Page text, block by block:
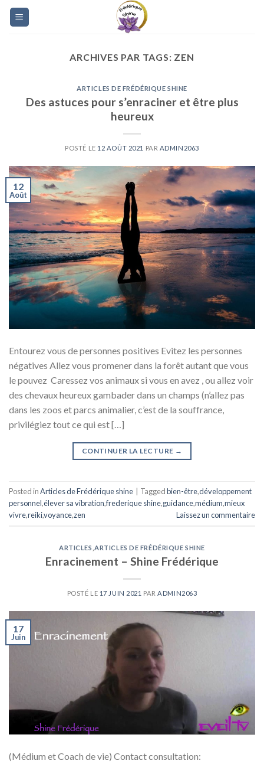
Skip
ARCHIVES PAR TAGS: ZEN
ARTICLES DE FRÉDÉRIQUE SHINE
Des astuces pour s’enraciner et être plus
heureux
POSTÉ LE 12 AOÛT 2021 PAR ADMIN2063
12
Août
Entourez vous de personnes positives Evitez les personnes
négatives Allez vous promener dans la forêt autant que vous
le pouvez Caressez vos animaux si vous en avez , ou allez voir
des chevaux heureux gambader dans un champs (n’allez pas
dans les zoos et parcs animalier, c’est de la souffrance,
privilégiez tout ce qui est […]
CONTINUER LA LECTURE →
Posted inArticles de Frédérique shine Taggedbien-être,développement
personnel,élever sa vibration,frederique shine,guidance,médium,mieux
vivre,reiki,voyance,zen Laissez un commentaire
ARTICLES ,ARTICLES DE FRÉDÉRIQUE SHINE
Enracinement – Shine Frédérique
POSTÉ LE 17 JUIN 2021 PARADMIN2063
17
Juin
(Médium et Coach de vie) Contact consultation: